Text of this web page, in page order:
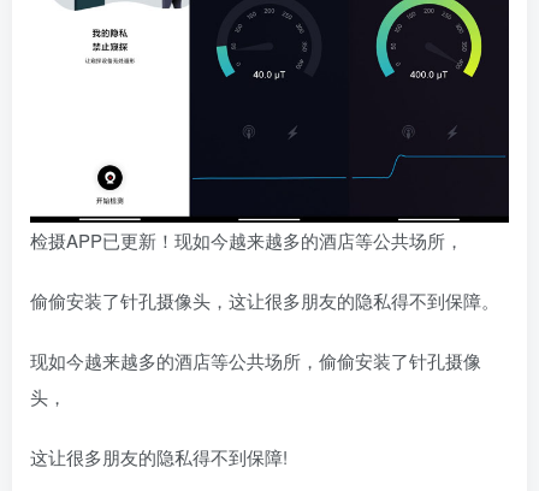
检摄APP已更新！现如今越来越多的酒店等公共场所，
偷偷安装了针孔摄像头，这让很多朋友的隐私得不到保障。
现如今越来越多的酒店等公共场所，偷偷安装了针孔摄像
头，
这让很多朋友的隐私得不到保障!